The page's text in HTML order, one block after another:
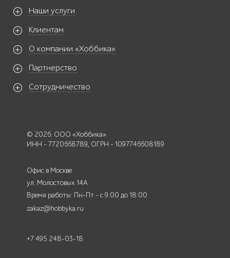
Наши услуги
Клиентам
О компании «Хоббика»
Партнерство
Сотрудничество
© 2026. ООО «Хоббика»
ИНН - 7720668789, ОГРН - 1097746608189
Офис в Москве
ул. Молостовых 14А
Время работы: Пн-Пт - с 9:00 до 18:00
zakaz@hobbyka.ru
+7 495 248-03-18